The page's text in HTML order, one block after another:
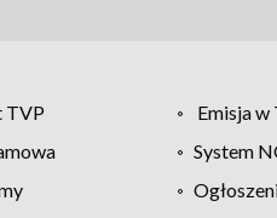
TVP Emisja w
System